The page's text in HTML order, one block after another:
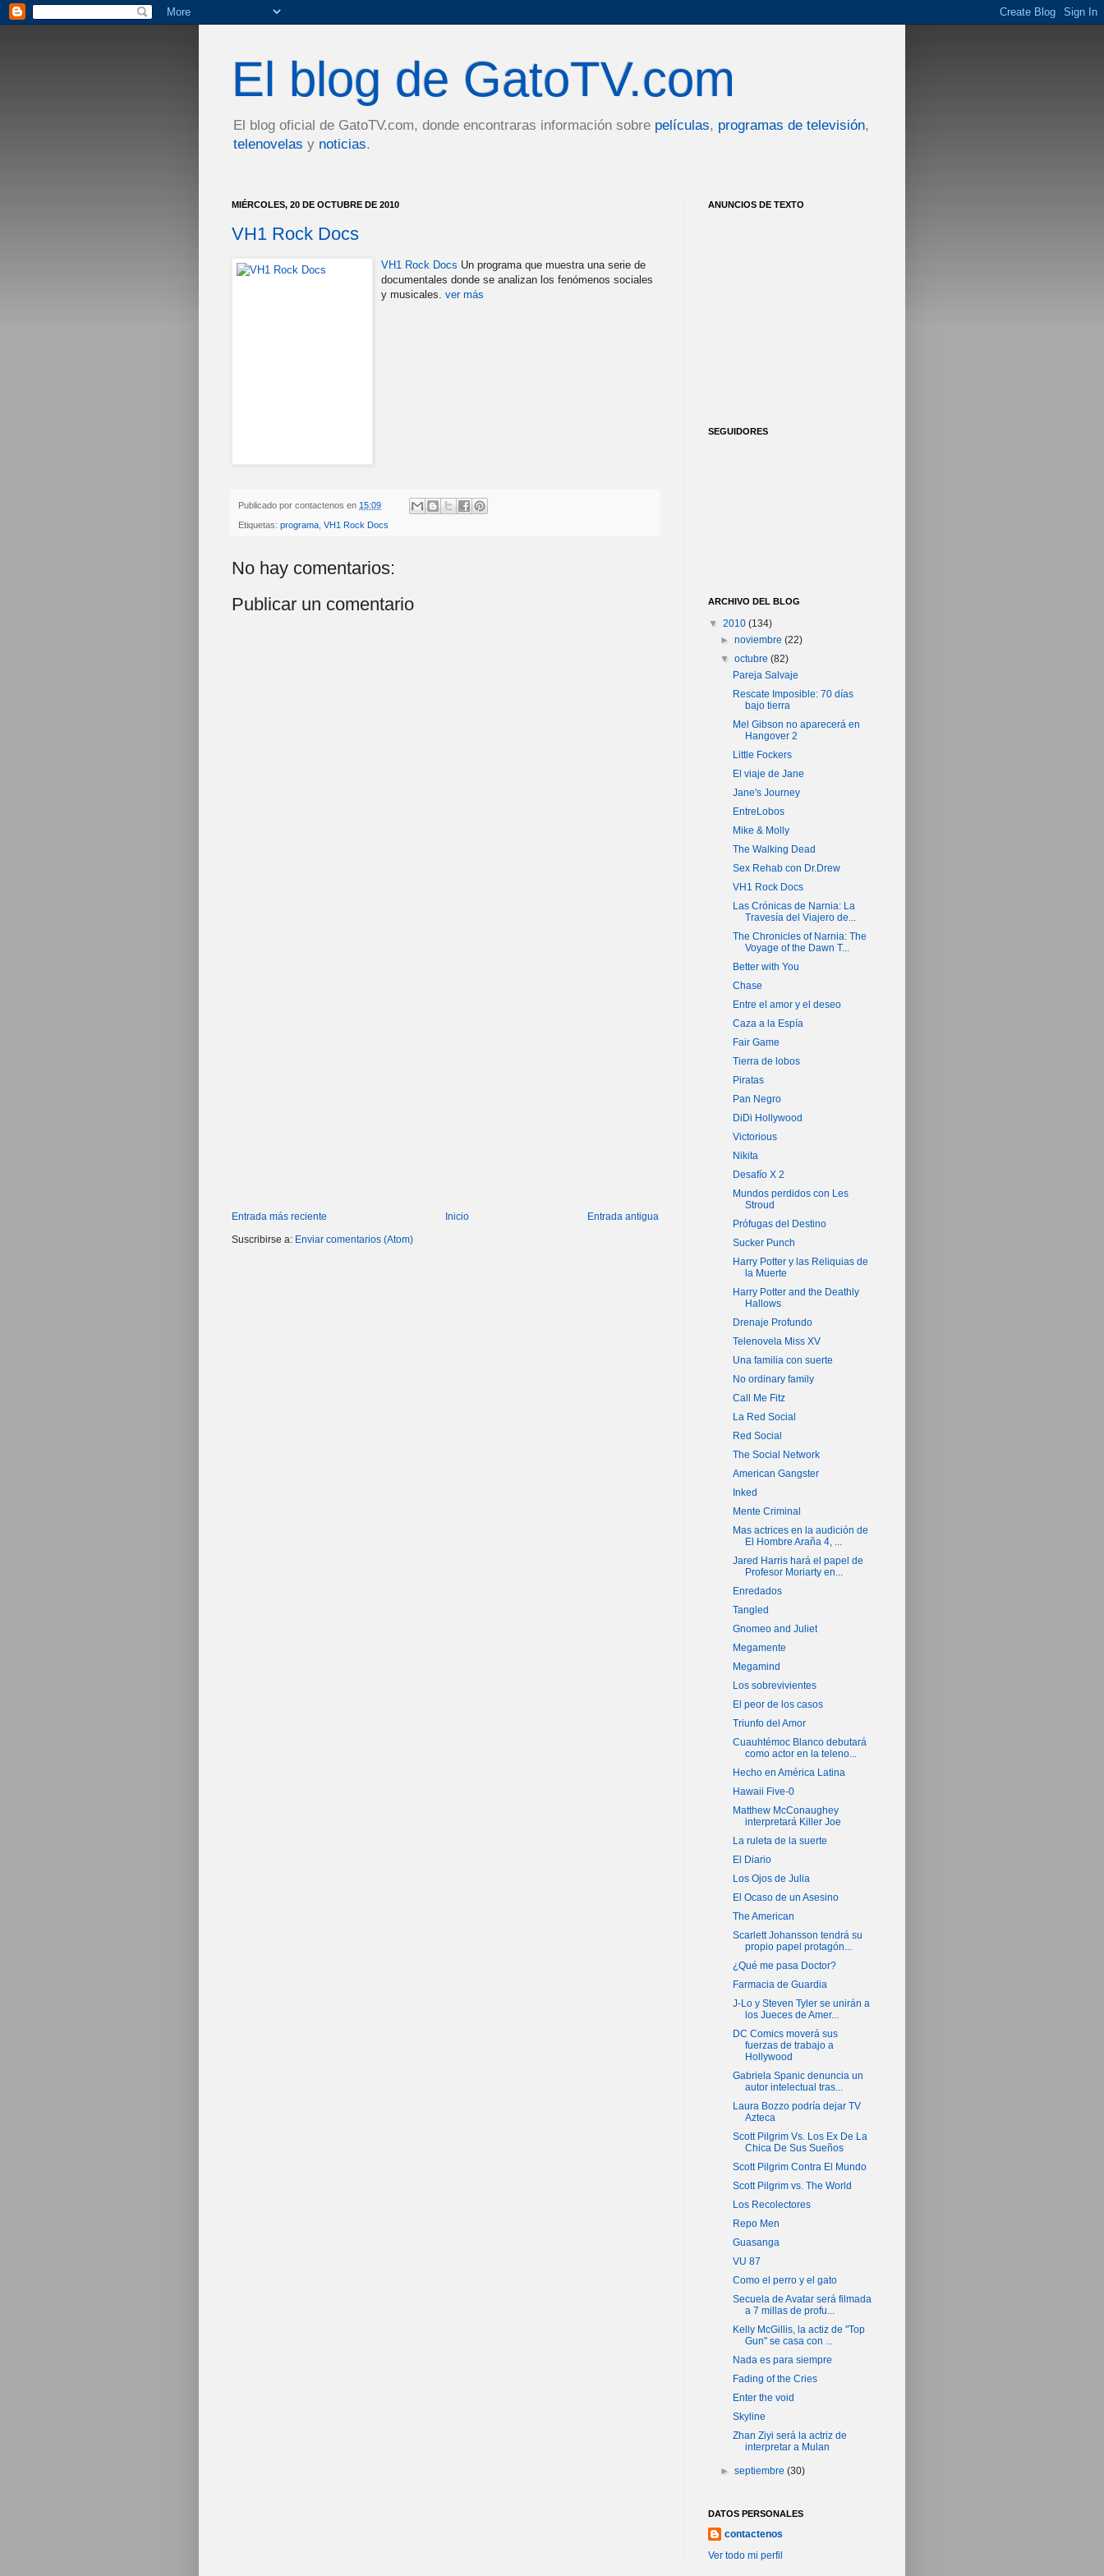
El blog de GatoTV.com
El blog oficial de GatoTV.com, donde encontraras información sobre películas, programas de televisión,
telenovelas y noticias.
MIÉRCOLES, 20 DE OCTUBRE DE 2010
VH1 Rock Docs
VH1 Rock Docs Un programa que muestra una serie de
documentales donde se analizan los fenómenos sociales
y musicales. ver más
Publicado por contactenos en 15:09
Etiquetas: programa VH1 Rock Docs
No hay comentarios:
Publicar un comentario
Entrada más reciente Entrada antigua
Inicio
Suscribirse a: Enviar comentarios (Atom)
ANUNCIOS DE TEXTO
SEGUIDORES
ARCHIVO DEL BLOG
▼ 2010 (134)
►noviembre(22)
▼octubre(82)
Pareja Salvaje
Rescate Imposible: 70 días
bajo tierra
Mel Gibson no aparecerá en
Hangover 2
Little Fockers
El viaje de Jane
Jane's Journey
EntreLobos
Mike & Molly
The Walking Dead
Sex Rehab con Dr.Drew
VH1 Rock Docs
Las Crónicas de Narnia: La
Travesía del Viajero de...
The Chronicles of Narnia: The
Voyage of the Dawn T...
Better with You
Chase
Entre el amor y el deseo
Caza a la Espía
Fair Game
Tierra de lobos
Piratas
Pan Negro
DiDi Hollywood
Victorious
Nikita
Desafío X 2
Mundos perdidos con Les
Stroud
Prófugas del Destino
Sucker Punch
Harry Potter y las Reliquias de
la Muerte
Harry Potter and the Deathly
Hallows
Drenaje Profundo
Telenovela Miss XV
Una familia con suerte
No ordinary family
Call Me Fitz
La Red Social
Red Social
The Social Network
American Gangster
Inked
Mente Criminal
Mas actrices en la audición de
El Hombre Araña 4, ...
Jared Harris hará el papel de
Profesor Moriarty en...
Enredados
Tangled
Gnomeo and Juliet
Megamente
Megamind
Los sobrevivientes
El peor de los casos
Triunfo del Amor
Cuauhtémoc Blanco debutará
como actor en la teleno...
Hecho en América Latina
Hawaii Five-0
Matthew McConaughey
interpretará Killer Joe
La ruleta de la suerte
El Diario
Los Ojos de Julia
El Ocaso de un Asesino
The American
Scarlett Johansson tendrá su
propio papel protagón...
¿Qué me pasa Doctor?
Farmacia de Guardia
J-Lo y Steven Tyler se unirán a
los Jueces de Amer...
DC Comics moverá sus
fuerzas de trabajo a
Hollywood
Gabriela Spanic denuncia un
autor intelectual tras...
Laura Bozzo podría dejar TV
Azteca
Scott Pilgrim Vs. Los Ex De La
Chica De Sus Sueños
Scott Pilgrim Contra El Mundo
Scott Pilgrim vs. The World
Los Recolectores
Repo Men
Guasanga
VU 87
Como el perro y el gato
Secuela de Avatar será filmada
a 7 millas de profu...
Kelly McGillis, la actiz de "Top
Gun" se casa con ...
Nada es para siempre
Fading of the Cries
Enter the void
Skyline
Zhan Ziyi será la actriz de
interpretar a Mulan
►septiembre(30)
DATOS PERSONALES
contactenos
Ver todo mi perfil